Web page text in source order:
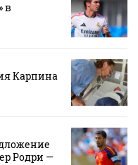
в
Карпина
Родри —